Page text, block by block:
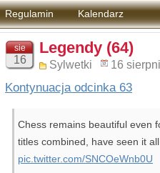
Regulamin
komentarzy
Kalendarz
sie
16
Legendy (64)
Sylwetki 16
Kontynuacja odcinka 63
Chess remains beautiful even
titles combined, have seen it
pic.twitter.com/SNCOeWnb0U